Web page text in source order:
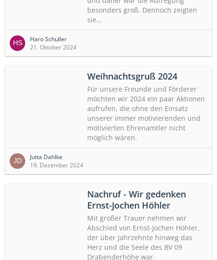
besonders groß. Dennoch zeigten
sie…
Haro Schuller
21. Oktober 2024
Weihnachtsgruß 2024
Für unsere Freunde und Förderer
möchten wir 2024 ein paar Aktionen
aufrufen, die ohne den Einsatz
unserer immer motivierenden und
motivierten Ehrenamtler nicht
möglich wären.
Jutta Dahlke
19. Dezember 2024
Nachruf - Wir gedenken
Ernst-Jochen Höhler
Mit großer Trauer nehmen wir
Abschied von Ernst-Jochen Höhler,
der über Jahrzehnte hinweg das
Herz und die Seele des BV 09
Drabenderhöhe war.